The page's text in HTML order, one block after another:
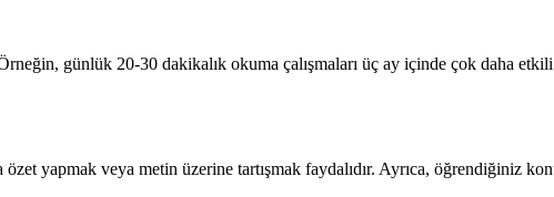
günlük 20-30 dakikalık okuma çalışmaları üç ay içinde çok daha
yapmak veya metin üzerine tartışmak faydalıdır. Ayrıca, öğrendiğiniz